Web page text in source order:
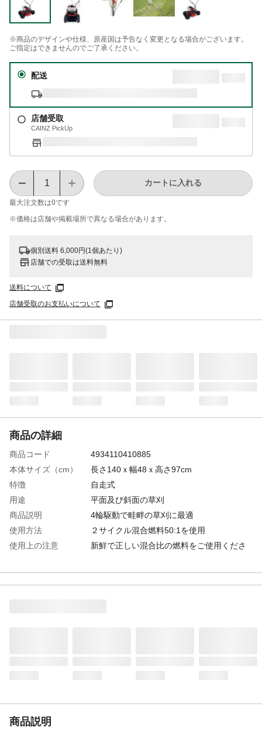
※商品のデザインや仕様、原産国は予告なく変更となる場合がございます。
ご指定はできませんのでご了承ください。
配送
店舗受取
CAINZ PickUp
最大注文数は0です
カートに入れる
※価格は​店舗や​掲載場所で​異なる​場合が​あります。
個別送料 6,000円(1個あたり)
店舗での受取は送料無料
送料について
店舗受取のお支払いについて
商品の詳細
商品コード
4934110410885
本体サイズ（cm）
長さ140ｘ幅48ｘ高さ97cm
特徴
自走式
用途
平面及び斜面の草刈
商品説明
4輪駆動で畦畔の草刈に最適
使用方法
２サイクル混合燃料50:1を使用
使用上の注意
新鮮で正しい混合比の燃料をご使用くださ
生産国
日本
エンジンやモーター
三菱 TLE48FD
商品説明